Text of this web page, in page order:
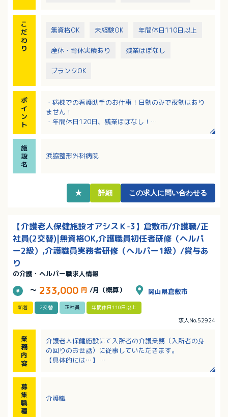
こ
だ
わ
り
無資格OK 未経験OK 年間休日110日以上
産休・育休実績あり 残業ほぼなし
ブランクOK
ポ
イ
ン
ト
・病棟での看護助手のお仕事！日勤のみで夜勤はあり
ません！
・年間休日120日、残業ほぼなし！
・バス停、電停から徒歩1分の立地で通勤便利！
施
設
名
浜脇整形外科病院
★ 詳細 この求人に問い合わせる
【介護老人保健施設オアシスＫ-3】倉敷市/介護職/正
社員(2交替)|無資格OK,介護職員初任者研修（ヘルパ
ー2級）,介護職員実務者研修（ヘルパー1級）/賞与あ
り
の介護・ヘルパー職求人情報
～ 233,000 円 /月（概算） 岡山県倉敷市
新着 2交替 正社員 年間休日110日以上
求人No.52924
業
務
内
容
介護老人保健施設にて入所者の介護業務（入所者の身
の回りのお世話）に従事していただきます。
【具体的には…】
ていただきます。
募
集
職
種
介護職